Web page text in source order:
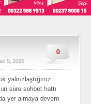
0
9, 2025
yalnızlaştığınız
süre sohbet hattı
yer almaya devem